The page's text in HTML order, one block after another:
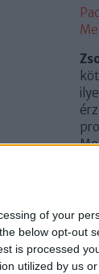
of your
below opt-out
is processed
utilized by us